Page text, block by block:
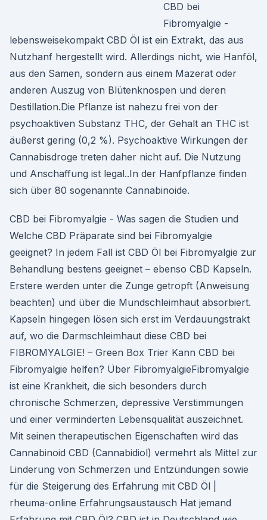
CBD bei
Fibromyalgie -
lebensweisekompakt CBD Öl ist ein Extrakt, das aus
Nutzhanf hergestellt wird. Allerdings nicht, wie Hanföl,
aus den Samen, sondern aus einem Mazerat oder
anderen Auszug von Blütenknospen und deren
Destillation.Die Pflanze ist nahezu frei von der
psychoaktiven Substanz THC, der Gehalt an THC ist
äußerst gering (0,2 %). Psychoaktive Wirkungen der
Cannabisdroge treten daher nicht auf. Die Nutzung
und Anschaffung ist legal..In der Hanfpflanze finden
sich über 80 sogenannte Cannabinoide.
CBD bei Fibromyalgie - Was sagen die Studien und
Welche CBD Präparate sind bei Fibromyalgie
geeignet? In jedem Fall ist CBD Öl bei Fibromyalgie zur
Behandlung bestens geeignet – ebenso CBD Kapseln.
Erstere werden unter die Zunge getropft (Anweisung
beachten) und über die Mundschleimhaut absorbiert.
Kapseln hingegen lösen sich erst im Verdauungstrakt
auf, wo die Darmschleimhaut diese CBD bei
FIBROMYALGIE! – Green Box Trier Kann CBD bei
Fibromyalgie helfen? Über FibromyalgieFibromyalgie
ist eine Krankheit, die sich besonders durch
chronische Schmerzen, depressive Verstimmungen
und einer verminderten Lebensqualität auszeichnet.
Mit seinen therapeutischen Eigenschaften wird das
Cannabinoid CBD (Cannabidiol) vermehrt als Mittel zur
Linderung von Schmerzen und Entzündungen sowie
für die Steigerung des Erfahrung mit CBD Öl |
rheuma-online Erfahrungsaustausch Hat jemand